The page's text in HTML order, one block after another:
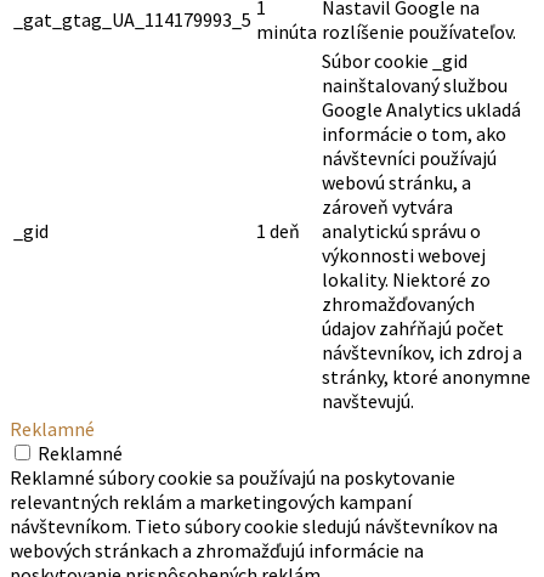
_gat_gtag_UA_114179993_5 1
minúta
Nastavil Google na
rozlíšenie používateľov.
_gid 1 deň
Súbor cookie _gid
nainštalovaný službou
Google Analytics ukladá
informácie o tom, ako
návštevníci používajú
webovú stránku, a
zároveň vytvára
analytickú správu o
výkonnosti webovej
lokality. Niektoré zo
zhromažďovaných
údajov zahŕňajú počet
návštevníkov, ich zdroj a
stránky, ktoré anonymne
navštevujú.
Reklamné
Reklamné
Reklamné súbory cookie sa používajú na poskytovanie
relevantných reklám a marketingových kampaní
návštevníkom. Tieto súbory cookie sledujú návštevníkov na
webových stránkach a zhromažďujú informácie na